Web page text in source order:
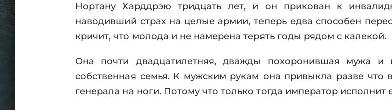
Нортану Харддрэю тридцать лет, и он прикован к
наводивший страх на целые армии, теперь едва способен
кричит, что молода и не намерена терять годы рядом с калекой.
Она почти двадцатилетняя, дважды похоронившая мужа
собственная семья. К мужским рукам она привыкла разве что
генерала на ноги. Потому что только тогда император исполнит